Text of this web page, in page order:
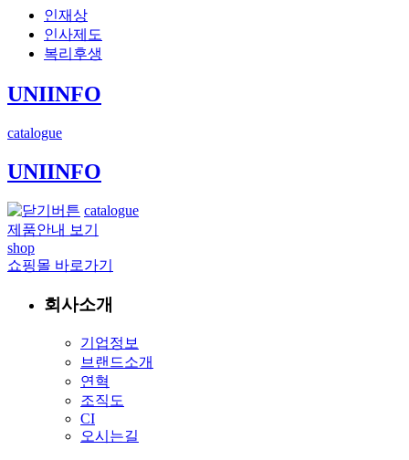
인재상
인사제도
복리후생
UNIINFO
catalogue
UNIINFO
catalogue
제품안내 보기
shop
쇼핑몰 바로가기
회사소개
기업정보
브랜드소개
연혁
조직도
CI
오시는길